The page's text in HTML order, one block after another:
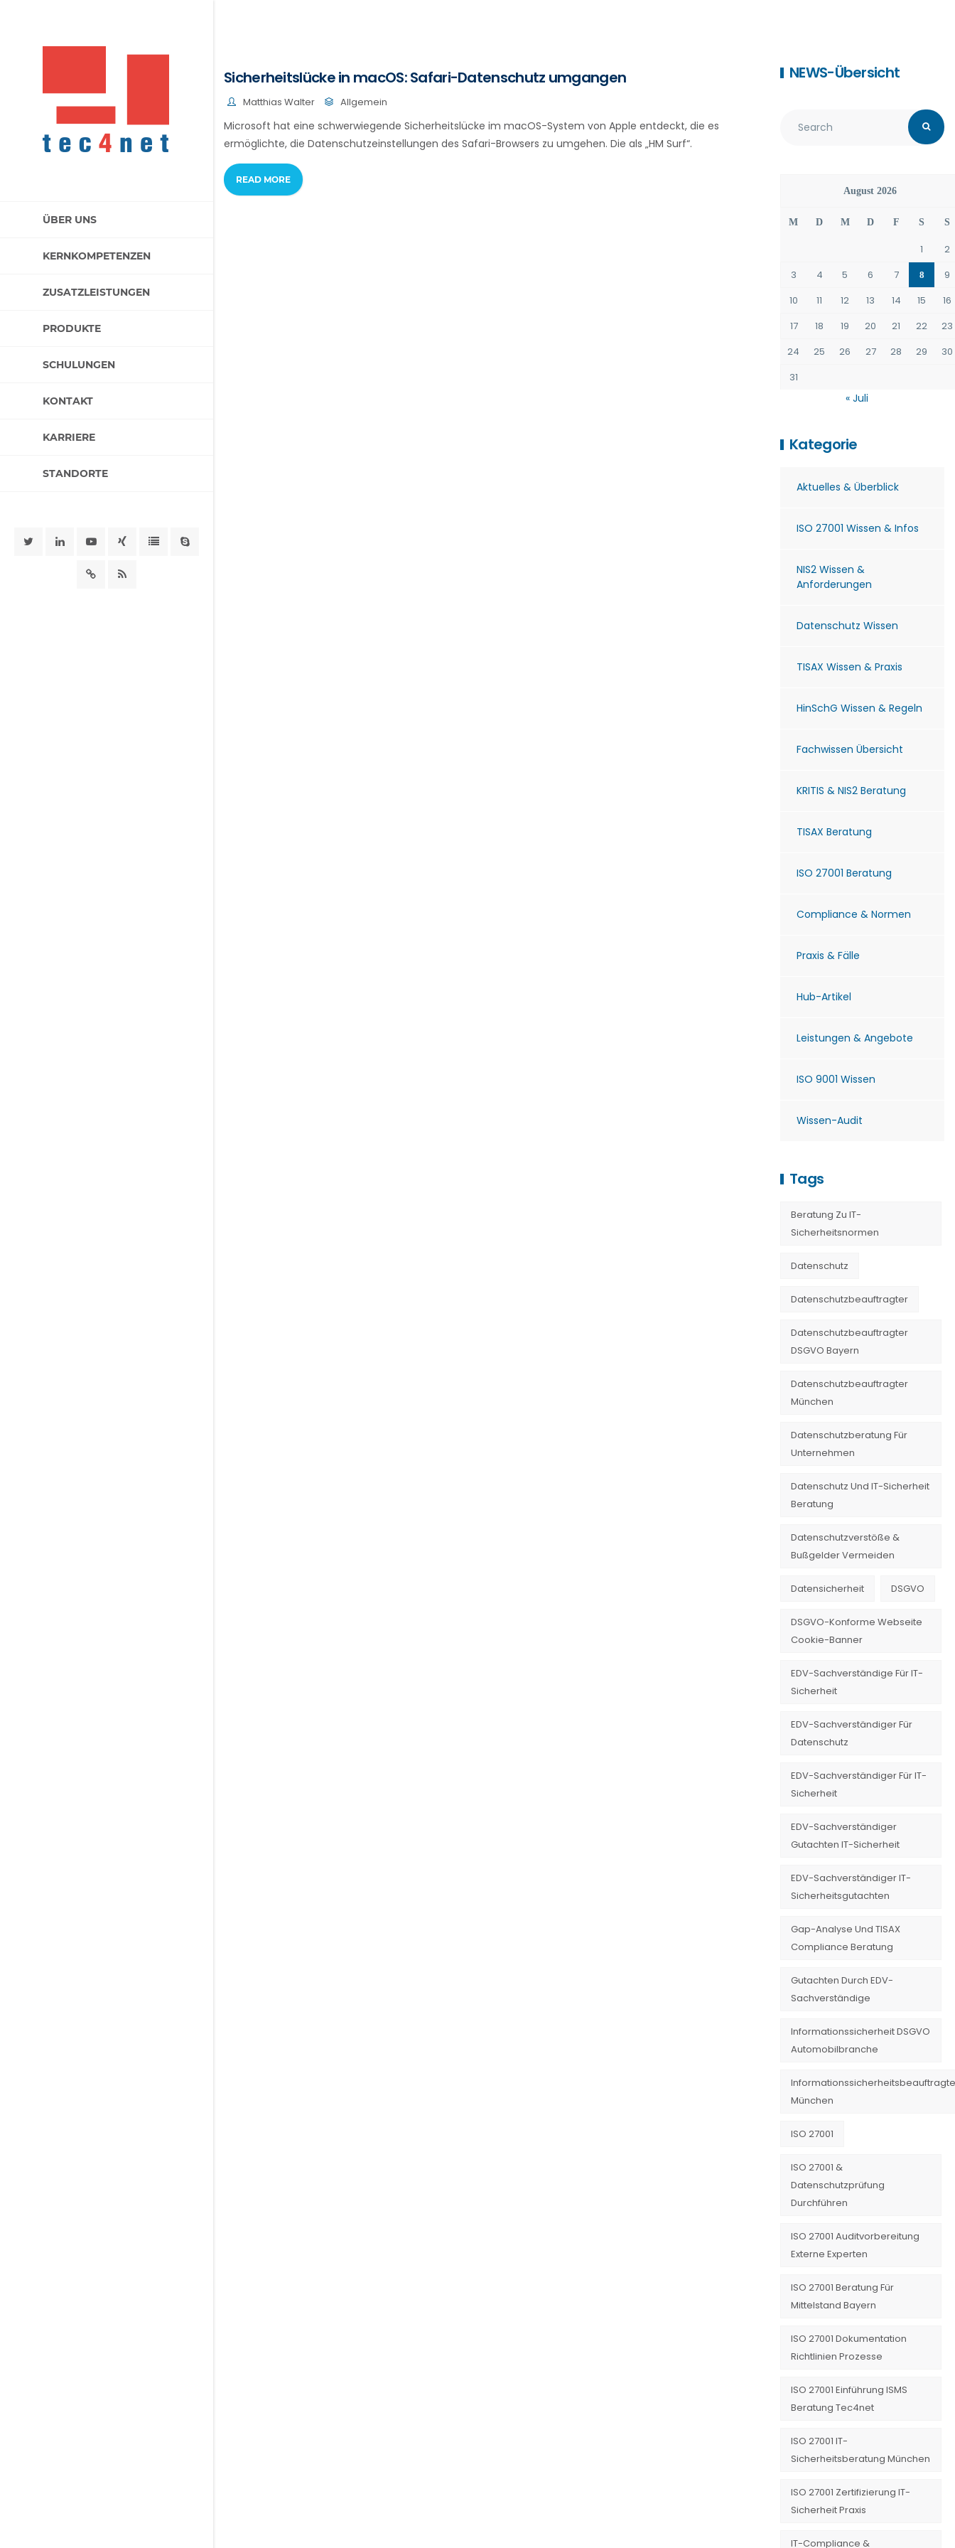
ÜBER UNS
KERNKOMPETENZEN
ZUSATZLEISTUNGEN
PRODUKTE
SCHULUNGEN
KONTAKT
KARRIERE
STANDORTE
Sicherheitslücke in macOS: Safari-Datenschutz umgangen
Matthias Walter Allgemein
Microsoft hat eine schwerwiegende Sicherheitslücke im macOS-System von Apple entdeckt, die es
ermöglichte, die Datenschutzeinstellungen des Safari-Browsers zu umgehen. Die als „HM Surf“.
READ MORE
NEWS-Übersicht
August 2026
M D M D F S S
1
2
3
4 5 6 7 8
9
10
11 12 13 14 15
16
17
18 19 20 21 22
23
24
25 26 27 28 29
30
31
« Juli
Kategorie
Aktuelles & Überblick
ISO 27001 Wissen & Infos
NIS2 Wissen &
Anforderungen
Datenschutz Wissen
TISAX Wissen & Praxis
HinSchG Wissen & Regeln
Fachwissen Übersicht
KRITIS & NIS2 Beratung
TISAX Beratung
ISO 27001 Beratung
Compliance & Normen
Praxis & Fälle
Hub-Artikel
Leistungen & Angebote
ISO 9001 Wissen
Wissen-Audit
Tags
Beratung Zu IT-
Sicherheitsnormen
Datenschutz
Datenschutzbeauftragter
Datenschutzbeauftragter
DSGVO Bayern
Datenschutzbeauftragter
München
Datenschutzberatung Für
Unternehmen
Datenschutz Und IT-Sicherheit
Beratung
Datenschutzverstöße &
Bußgelder Vermeiden
Datensicherheit DSGVO
DSGVO-Konforme Webseite
Cookie-Banner
EDV-Sachverständige Für IT-
Sicherheit
EDV-Sachverständiger Für
Datenschutz
EDV-Sachverständiger Für IT-
Sicherheit
EDV-Sachverständiger
Gutachten IT-Sicherheit
EDV-Sachverständiger IT-
Sicherheitsgutachten
Gap-Analyse Und TISAX
Compliance Beratung
Gutachten Durch EDV-
Sachverständige
Informationssicherheit DSGVO
Automobilbranche
München
ISO 27001
ISO 27001 &
Datenschutzprüfung
Durchführen
ISO 27001 Auditvorbereitung
Externe Experten
ISO 27001 Beratung Für
Mittelstand Bayern
ISO 27001 Dokumentation
Richtlinien Prozesse
ISO 27001 Einführung ISMS
Beratung Tec4net
ISO 27001 IT-
Sicherheitsberatung München
ISO 27001 Zertifizierung IT-
Sicherheit Praxis
IT-Compliance &